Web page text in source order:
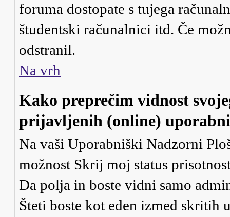
foruma dostopate s tujega
študentski računalnici itd. Če
odstranil.
Na vrh
Kako preprečim vidnost
prijavljenih (online)
Na vaši Uporabniški Nadzorni
možnost Skrij moj status
Da polja in boste vidni samo
Šteti boste kot eden izmed skritih